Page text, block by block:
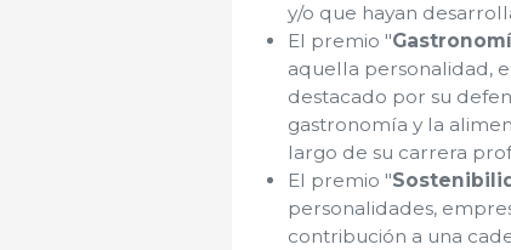
y/o que hayan
El premio "
aquella personalidad,
destacado por su
gastronomía y la
largo de su carrera
El premio "
personalidades,
contribución a una